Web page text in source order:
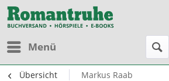
Menü
Übersicht Markus Raab